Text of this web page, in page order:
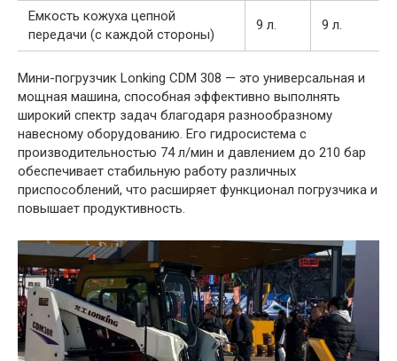
Емкость кожуха цепной
передачи (с каждой стороны)
9 л. 9 л.
Мини-погрузчик Lonking CDM 308 — это универсальная и
мощная машина, способная эффективно выполнять
широкий спектр задач благодаря разнообразному
навесному оборудованию. Его гидросистема с
производительностью 74 л/мин и давлением до 210 бар
обеспечивает стабильную работу различных
приспособлений, что расширяет функционал погрузчика и
повышает продуктивность.